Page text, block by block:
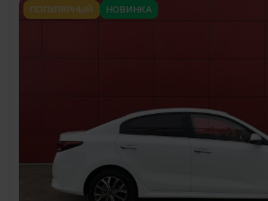
ПОПУЛЯРНЫЙ НОВИНКА